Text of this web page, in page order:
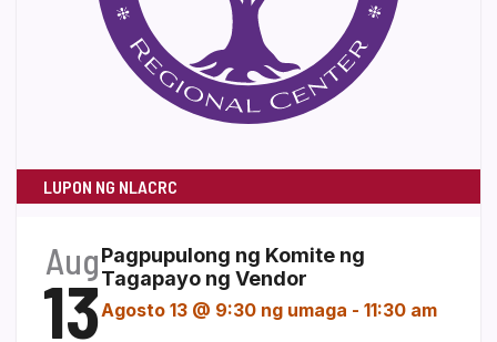
LUPON NG NLACRC
Aug
13
Pagpupulong ng Komite ng
Tagapayo ng Vendor
Agosto 13 @ 9:30 ng umaga - 11:30 am